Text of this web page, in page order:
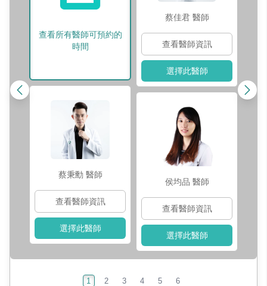
查看所有醫師可預約的
時間
蔡秉勳 醫師
查看醫師資訊
選擇此醫師
蔡佳君 醫師
查看醫師資訊
選擇此醫師
侯均品 醫師
查看醫師資訊
選擇此醫師
1 2 3 4 5 6